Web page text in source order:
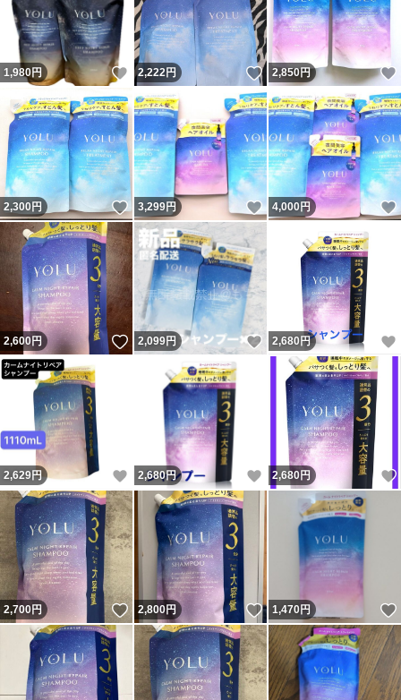
1,980円 いいね！
2,222円 いいね！
2,850円
2,300円 いいね！
3,299円 いいね！
4,000円
2,600円 いいね！
2,099円 いいね！
2,680 円
2,629円 いいね！
2,680円 いいね！
2,680円
2,700円 いいね！
2,800円 いいね！
1,470円